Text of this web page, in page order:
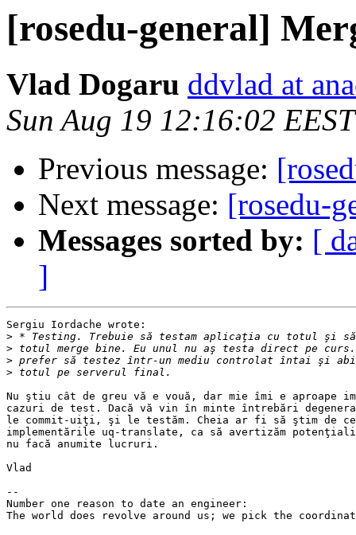
[rosedu-general]
Vlad Dogaru ddvlad at
Sun Aug 19 12:16:02
Previous message:
Next message: [rosedu-
Messages sorted by: [
]
Sergiu Iordache wrote:
>
>
>
>
Nu ştiu cât de greu vă e vouă, dar mie îmi e aproape
cazuri de test. Dacă vă vin în minte întrebări
le commit-uiţi, şi le testăm. Cheia ar fi să ştim de
implementările uq-translate, ca să avertizăm
nu facă anumite lucruri.
Vlad
--
Number one reason to date an engineer:
The world does revolve around us; we pick the